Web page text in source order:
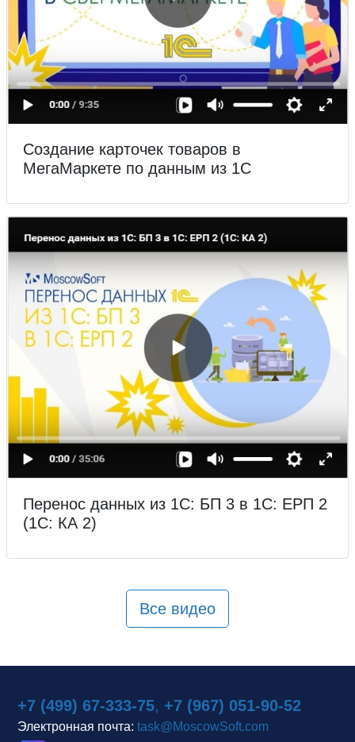
Создание карточек товаров в
МегаМаркете по данным из 1С
Перенос данных из 1С: БП 3 в 1С: ЕРП 2
(1С: КА 2)
Все видео
+7 (499) 67-333-75, +7 (967) 051-90-52
Электронная почта: task@MoscowSoft.com